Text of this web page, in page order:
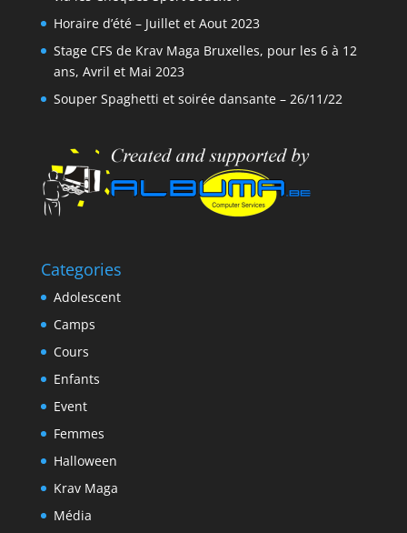
Horaire d’été – Juillet et Aout 2023
Stage CFS de Krav Maga Bruxelles, pour les 6 à 12
ans, Avril et Mai 2023
Souper Spaghetti et soirée dansante – 26/11/22
Categories
Adolescent
Camps
Cours
Enfants
Event
Femmes
Halloween
Krav Maga
Média